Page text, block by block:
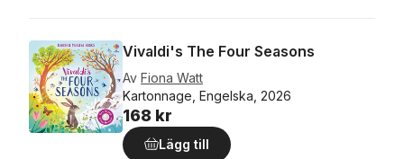
Vivaldi's The Four Seasons
Av Fiona Watt
Kartonnage, Engelska, 2026
168 kr
Lägg till